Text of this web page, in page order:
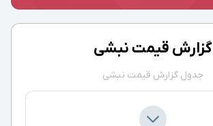
گزارش قیمت نبشی
جدول گزارش قیمت نبشی